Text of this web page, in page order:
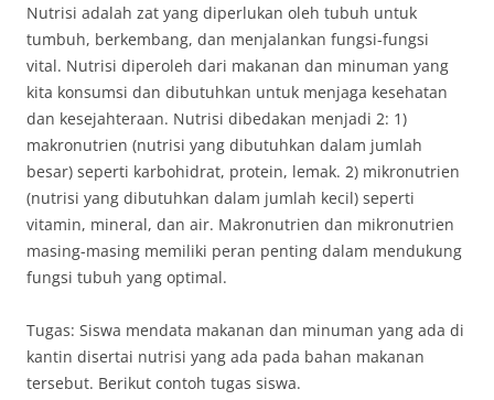
Nutrisi adalah zat yang diperlukan oleh tubuh untuk
tumbuh, berkembang, dan menjalankan fungsi-fungsi
vital. Nutrisi diperoleh dari makanan dan minuman yang
kita konsumsi dan dibutuhkan untuk menjaga kesehatan
dan kesejahteraan. Nutrisi dibedakan menjadi 2: 1)
makronutrien (nutrisi yang dibutuhkan dalam jumlah
besar) seperti karbohidrat, protein, lemak. 2) mikronutrien
(nutrisi yang dibutuhkan dalam jumlah kecil) seperti
vitamin, mineral, dan air. Makronutrien dan mikronutrien
masing-masing memiliki peran penting dalam mendukung
fungsi tubuh yang optimal.
Tugas: Siswa mendata makanan dan minuman yang ada di
kantin disertai nutrisi yang ada pada bahan makanan
tersebut. Berikut contoh tugas siswa.